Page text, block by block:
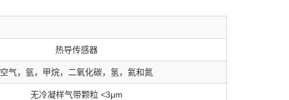
热导传感器
空气，氩，甲烷，二氧化碳，氢，氦和氮
无冷凝样气带颗粒 <3μm